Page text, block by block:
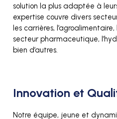
solution la plus adaptée à
expertise couvre divers
les carrières,
secteur pharmaceutique,
bien d’autres.
Innovation et
Notre équipe, jeune et